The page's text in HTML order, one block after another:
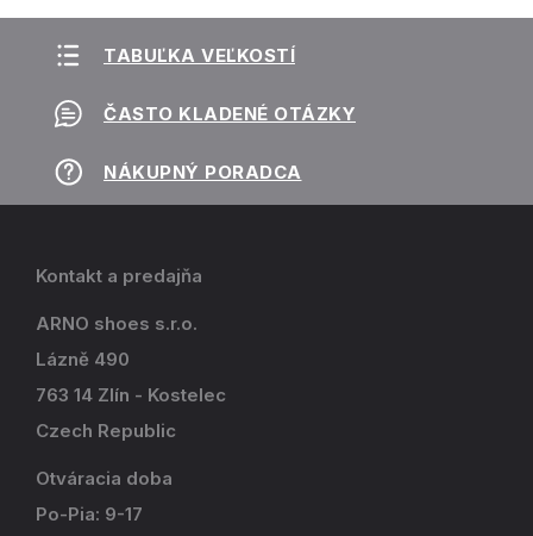
TABUĽKA VEĽKOSTÍ
ČASTO KLADENÉ OTÁZKY
NÁKUPNÝ PORADCA
Kontakt a predajňa
ARNO shoes s.r.o.
Lázně 490
763 14 Zlín - Kostelec
Czech Republic
Otváracia doba
Po-Pia: 9-17